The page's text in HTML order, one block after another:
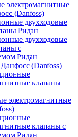
электромагнитные
(Danfoss)
двухходовые
Ридан
двухходовые
с
Ридан
(Danfoss)
клапаны
электромагнитные
клапаны с
Ридан